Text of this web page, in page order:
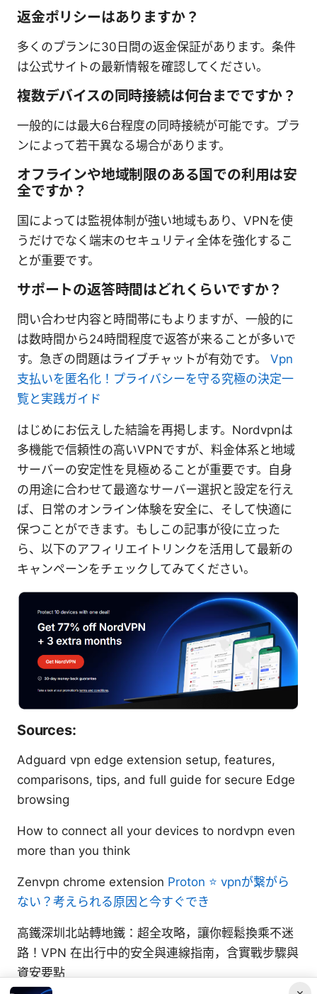
返金ポリシーはありますか？
多くのプランに30日間の返金保証があります。条件
は公式サイトの最新情報を確認してください。
複数デバイスの同時接続は何台までですか？
一般的には最大6台程度の同時接続が可能です。プラ
ンによって若干異なる場合があります。
オフラインや地域制限のある国での利用は安
全ですか？
国によっては監視体制が強い地域もあり、VPNを使
うだけでなく端末のセキュリティ全体を強化するこ
とが重要です。
サポートの返答時間はどれくらいですか？
問い合わせ内容と時間帯にもよりますが、一般的に
は数時間から24時間程度で返答が来ることが多いで
す。急ぎの問題はライブチャットが有効です。 Vpn
支払いを匿名化！プライバシーを守る究極の決定⼀
覧と実践ガイド
はじめにお伝えした結論を再掲します。Nordvpnは
多機能で信頼性の高いVPNですが、料金体系と地域
サーバーの安定性を見極めることが重要です。自身
の用途に合わせて最適なサーバー選択と設定を行え
ば、日常のオンライン体験を安全に、そして快適に
保つことができます。もしこの記事が役に立った
ら、以下のアフィリエイトリンクを活用して最新の
キャンペーンをチェックしてみてください。
Sources:
Adguard vpn edge extension setup, features,
comparisons, tips, and full guide for secure Edge
browsing
How to connect all your devices to nordvpn even
more than you think
Zenvpn chrome extension Proton ⭐ vpnが繋がら
ない？考えられる原因と今すぐでき
高鐵深圳北站轉地鐵：超全攻略，讓你輕鬆換乘不迷
路！VPN 在出行中的安全與連線指南，含實戰步驟與
資安要點